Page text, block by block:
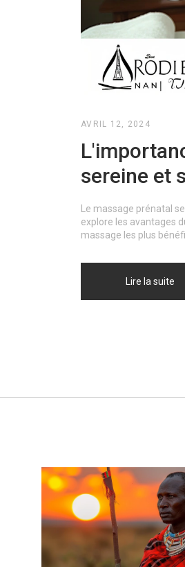
AVRIL 12, 2024
sereine et
Le massage prénatal
explore les avantages
massage les plus
Lire la suite